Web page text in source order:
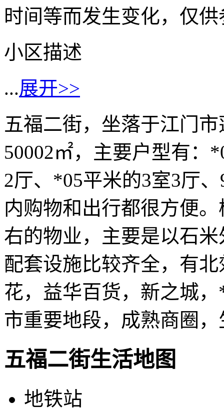
时间等而发生变化，仅
小区描述
...展开>>
五福二街，坐落于江门
50002㎡，主要户型有：
2厅、*05平米的3室3厅
内购物和出行都很方便
右的物业，主要是以石
配套设施比较齐全，有
花，益华百货，新之城
市重要地段，成熟商圈
五福二街生活地图
地铁站